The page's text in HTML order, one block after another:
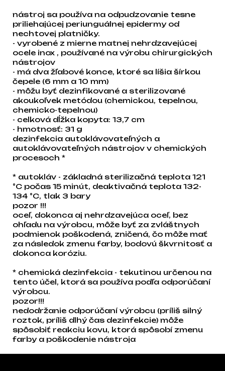
nástroj sa používa na odpudzovanie tesne
priliehajúcej periunguálnej epidermy od
nechtovej platničky.
- vyrobené z mierne matnej nehrdzavejúcej
ocele inox , používané na výrobu chirurgických
nástrojov
- má dva žľabové konce, ktoré sa líšia šírkou
čepele (6 mm a 10 mm)
- môžu byť dezinfikované a sterilizované
akoukoľvek metódou (chemickou, tepelnou,
chemicko-tepelnou)
- celková dĺžka kopyta: 13,7 cm
- hmotnosť: 31 g
dezinfekcia autoklávovateľných a
autoklávovateľných nástrojov v chemických
procesoch *
* autokláv - základná sterilizačná teplota 121
°C počas 15 minút, deaktivačná teplota 132-
134 °C, tlak 3 bary
pozor !!!
oceľ, dokonca aj nehrdzavejúca oceľ, bez
ohľadu na výrobcu, môže byť za zvláštnych
podmienok poškodená, zničená, čo môže mať
za následok zmenu farby, bodovú škvrnitosť a
dokonca koróziu.
* chemická dezinfekcia - tekutinou určenou na
tento účel, ktorá sa používa podľa odporúčaní
výrobcu.
pozor!!!
nedodržanie odporúčaní výrobcu (príliš silný
roztok, príliš dlhý čas dezinfekcie) môže
spôsobiť reakciu kovu, ktorá spôsobí zmenu
farby a poškodenie nástroja